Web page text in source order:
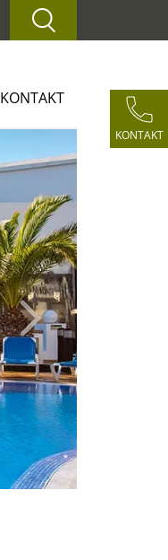
KONTAKT
KONTAKT